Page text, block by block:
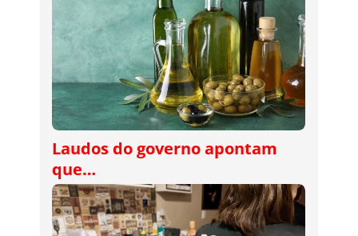
Laudos do governo apontam
que…